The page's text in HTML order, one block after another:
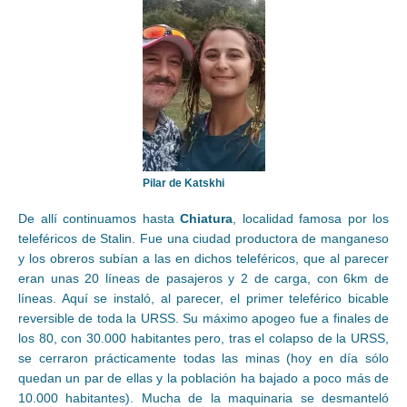
Pilar de Katskhi
De allí continuamos hasta Chiatura, localidad famosa por los
teleféricos de Stalin. Fue una ciudad productora de manganeso
y los obreros subían a las en dichos teleféricos, que al parecer
eran unas 20 líneas de pasajeros y 2 de carga, con 6km de
líneas. Aquí se instaló, al parecer, el primer teleférico bicable
reversible de toda la URSS. Su máximo apogeo fue a finales de
los 80, con 30.000 habitantes pero, tras el colapso de la URSS,
se cerraron prácticamente todas las minas (hoy en día sólo
quedan un par de ellas y la población ha bajado a poco más de
10.000 habitantes). Mucha de la maquinaria se desmanteló